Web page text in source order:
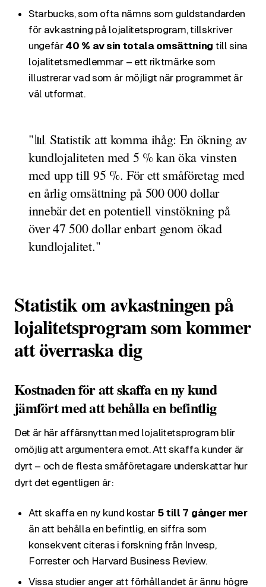
Starbucks, som ofta nämns som guldstandarden
för avkastning på lojalitetsprogram, tillskriver
ungefär 40 % av sin totala omsättning till sina
lojalitetsmedlemmar – ett riktmärke som
illustrerar vad som är möjligt när programmet är
väl utformat.
"📊 Statistik att komma ihåg: En ökning av
kundlojaliteten med 5 % kan öka vinsten
med upp till 95 %. För ett småföretag med
en årlig omsättning på 500 000 dollar
innebär det en potentiell vinstökning på
över 47 500 dollar enbart genom ökad
kundlojalitet."
Statistik om avkastningen på
lojalitetsprogram som kommer
att överraska dig
Kostnaden för att skaffa en ny kund
jämfört med att behålla en befintlig
Det är här affärsnyttan med lojalitetsprogram blir
omöjlig att argumentera emot. Att skaffa kunder är
dyrt – och de flesta småföretagare underskattar hur
dyrt det egentligen är:
Att skaffa en ny kund kostar 5 till 7 gånger mer
än att behålla en befintlig, en siffra som
konsekvent citeras i forskning från Invesp,
Forrester och Harvard Business Review.
Vissa studier anger att förhållandet är ännu högre